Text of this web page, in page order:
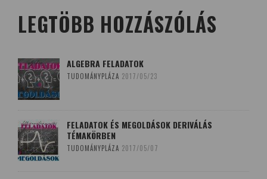
LEGTÖBB HOZZÁSZÓLÁS
ALGEBRA FELADATOK
TUDOMÁNYPLÁZA 2017/05/23
FELADATOK ÉS MEGOLDÁSOK DERIVÁLÁS
TÉMAKÖRBEN
TUDOMÁNYPLÁZA 2017/05/07